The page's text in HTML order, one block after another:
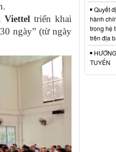
triển khai
ngày” (từ ngày
Quyết
hành
trong hệ
trên địa
TUYẾN